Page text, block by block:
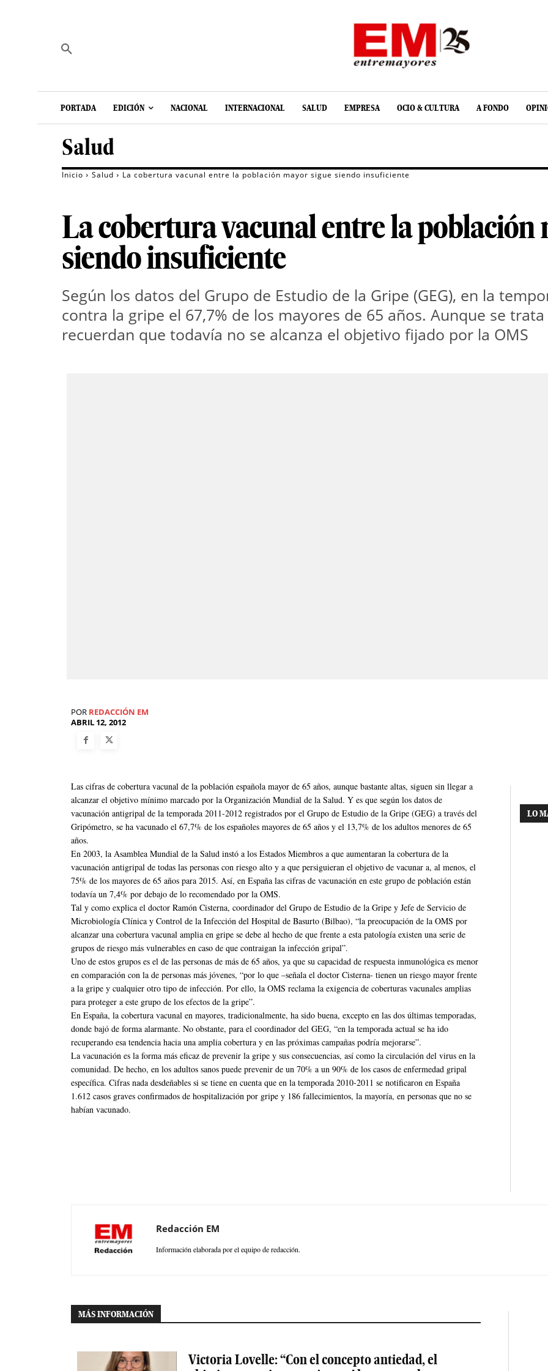
PORTADA EDICIÓN NACIONAL INTERNACIONAL SALUD EMPRESA OCIO & CULTURA A FONDO
Salud
Inicio Salud La cobertura vacunal entre la población mayor sigue siendo insuficiente
La cobertura vacunal entre la población
siendo insuficiente
Según los datos del Grupo de Estudio de la Gripe (GEG), en la
contra la gripe el 67,7% de los mayores de 65 años. Aunque se
recuerdan que todavía no se alcanza el objetivo fijado por la OMS
POR REDACCIÓN EM
ABRIL 12, 2012
Las cifras de cobertura vacunal de la población española mayor de 65 años, aunque bastante altas, siguen sin llegar a
alcanzar el objetivo mínimo marcado por la Organización Mundial de la Salud. Y es que según los datos de
vacunación antigripal de la temporada 2011-2012 registrados por el Grupo de Estudio de la Gripe (GEG) a través del
Gripómetro, se ha vacunado el 67,7% de los españoles mayores de 65 años y el 13,7% de los adultos menores de 65
años.
En 2003, la Asamblea Mundial de la Salud instó a los Estados Miembros a que aumentaran la cobertura de la
vacunación antigripal de todas las personas con riesgo alto y a que persiguieran el objetivo de vacunar a, al menos, el
75% de los mayores de 65 años para 2015. Así, en España las cifras de vacunación en este grupo de población están
todavía un 7,4% por debajo de lo recomendado por la OMS.
Tal y como explica el doctor Ramón Cisterna, coordinador del Grupo de Estudio de la Gripe y Jefe de Servicio de
Microbiología Clínica y Control de la Infección del Hospital de Basurto (Bilbao), “la preocupación de la OMS por
alcanzar una cobertura vacunal amplia en gripe se debe al hecho de que frente a esta patología existen una serie de
grupos de riesgo más vulnerables en caso de que contraigan la infección gripal”.
Uno de estos grupos es el de las personas de más de 65 años, ya que su capacidad de respuesta inmunológica es menor
en comparación con la de personas más jóvenes, “por lo que –señala el doctor Cisterna- tienen un riesgo mayor frente
a la gripe y cualquier otro tipo de infección. Por ello, la OMS reclama la exigencia de coberturas vacunales amplias
para proteger a este grupo de los efectos de la gripe”.
En España, la cobertura vacunal en mayores, tradicionalmente, ha sido buena, excepto en las dos últimas temporadas,
donde bajó de forma alarmante. No obstante, para el coordinador del GEG, “en la temporada actual se ha ido
recuperando esa tendencia hacia una amplia cobertura y en las próximas campañas podría mejorarse”.
La vacunación es la forma más eficaz de prevenir la gripe y sus consecuencias, así como la circulación del virus en la
comunidad. De hecho, en los adultos sanos puede prevenir de un 70% a un 90% de los casos de enfermedad gripal
específica. Cifras nada desdeñables si se tiene en cuenta que en la temporada 2010-2011 se notificaron en España
1.612 casos graves confirmados de hospitalización por gripe y 186 fallecimientos, la mayoría, en personas que no se
habían vacunado.
LO
Redacción EM
Información elaborada por el equipo de redacción.
MÁS INFORMACIÓN
Victoria Lovelle: “Con el concepto antiedad, el